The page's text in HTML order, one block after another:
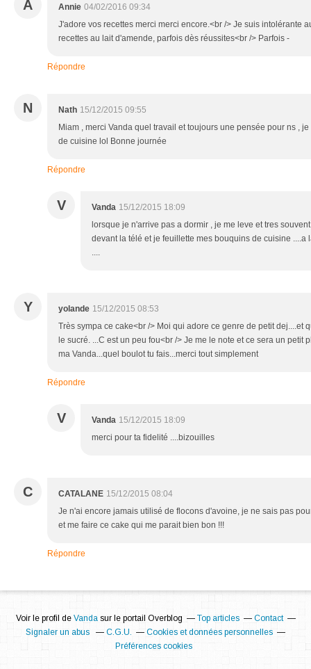
A Annie 04/02/2016 09:34
J'adore vos recettes merci merci encore.<br /> Je suis intolérante
recettes au lait d'amende, parfois dès réussites<br /> Parfois -
Répondre
N Nath 15/12/2015 09:55
Miam , merci Vanda quel travail et toujours une pensée pour ns ,
de cuisine lol Bonne journée
Répondre
V Vanda 15/12/2015 18:09
lorsque je n'arrive pas a dormir , je me leve et tres
devant la télé et je feuillette mes bouquins de cuisine
....
Y yolande 15/12/2015 08:53
Très sympa ce cake<br /> Moi qui adore ce genre de petit dej....et
le sucré. ...C est un peu fou<br /> Je me le note et ce sera un petit
ma Vanda...quel boulot tu fais...merci tout simplement
Répondre
V Vanda 15/12/2015 18:09
merci pour ta fidelité ....bizouilles
C CATALANE 15/12/2015 08:04
Je n'ai encore jamais utilisé de flocons d'avoine, je ne sais pas
et me faire ce cake qui me parait bien bon !!!
Répondre
Voir le profil de Vandasur le portail Overblog Top articles
Contact
Signaler un abus
C.G.U.
Cookies et données personnelles
Préférences cookies